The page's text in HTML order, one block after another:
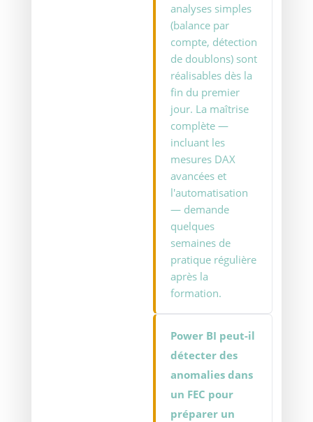
analyses simples
(balance par
compte, détection
de doublons) sont
réalisables dès la
fin du premier
jour. La maîtrise
complète —
incluant les
mesures DAX
avancées et
l'automatisation
— demande
quelques
semaines de
pratique régulière
après la
formation.
Power BI peut-il
détecter des
anomalies dans
un FEC pour
préparer un